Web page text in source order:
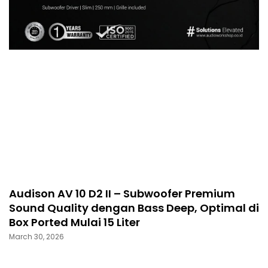
Audison AV 10 D2 II – Subwoofer Premium
Sound Quality dengan Bass Deep, Optimal di
Box Ported Mulai 15 Liter
March 30, 2026